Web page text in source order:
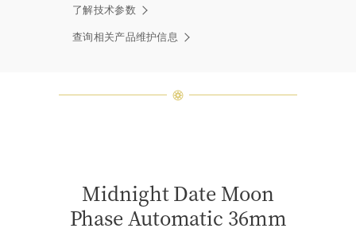
有两颗相同的钻石。” 海瑞温斯顿的
每一件高级珠宝作品也是如此：每个
宝石皆与众不同而采用独特镶嵌方
了解技术参数
查询相关产品维护信息
Midnight Date Moon
Phase Automatic 36mm